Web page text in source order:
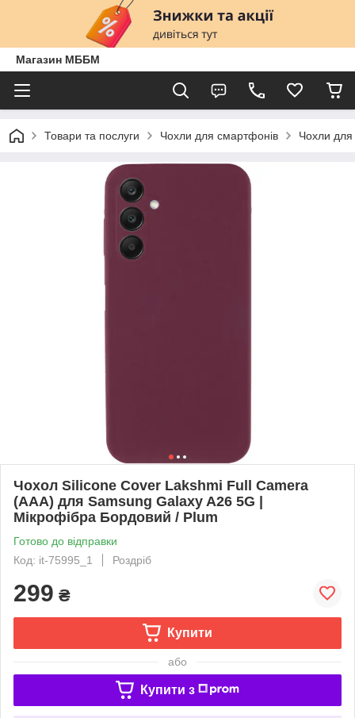
Магазин МББМ
Товари та послуги Чохли для смартфонів Чохли
Чохол Silicone Cover Lakshmi Full Camera
(AAA) для Samsung Galaxy A26 5G |
Мікрофібра Бордовий / Plum
Готово до відправки
Код: it-75995_1
Роздріб
299 ₴
Купити
або
Купити з